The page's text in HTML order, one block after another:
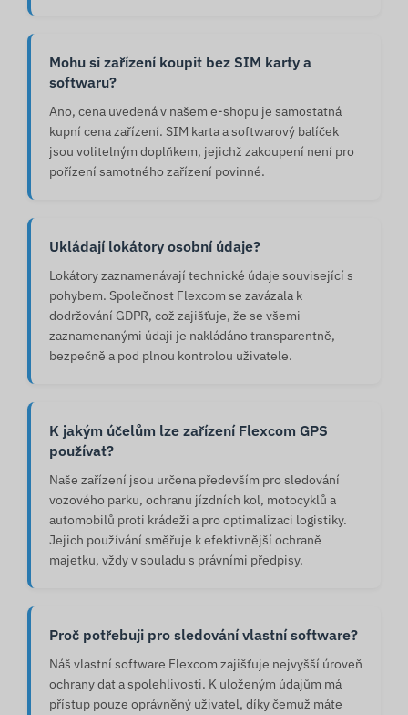
Mohu si zařízení koupit bez SIM karty a
softwaru?
Ano, cena uvedená v našem e-shopu je samostatná
kupní cena zařízení. SIM karta a softwarový balíček
jsou volitelným doplňkem, jejichž zakoupení není pro
pořízení samotného zařízení povinné.
Ukládají lokátory osobní údaje?
Lokátory zaznamenávají technické údaje související s
pohybem. Společnost Flexcom se zavázala k
dodržování GDPR, což zajišťuje, že se všemi
zaznamenanými údaji je nakládáno transparentně,
bezpečně a pod plnou kontrolou uživatele.
K jakým účelům lze zařízení Flexcom GPS
používat?
Naše zařízení jsou určena především pro sledování
vozového parku, ochranu jízdních kol, motocyklů a
automobilů proti krádeži a pro optimalizaci logistiky.
Jejich používání směřuje k efektivnější ochraně
majetku, vždy v souladu s právními předpisy.
Proč potřebuji pro sledování vlastní software?
Náš vlastní software Flexcom zajišťuje nejvyšší úroveň
ochrany dat a spolehlivosti. K uloženým údajům má
přístup pouze oprávněný uživatel, díky čemuž máte